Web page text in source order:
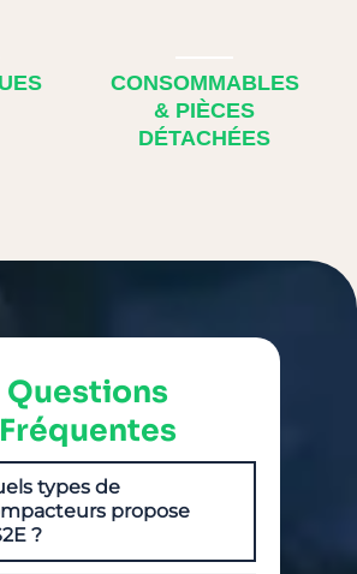
CONSOMMABLES
& PIÈCES
DÉTACHÉES
Questions
Fréquentes
types de
propose
?